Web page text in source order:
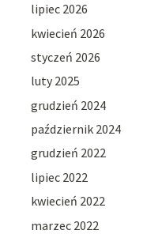
lipiec 2026
kwiecień 2026
styczeń 2026
luty 2025
grudzień 2024
październik 2024
grudzień 2022
lipiec 2022
kwiecień 2022
marzec 2022